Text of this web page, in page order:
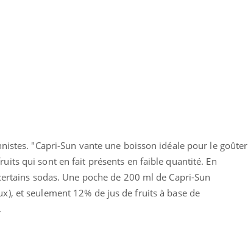
"Capri-Sun vante une boisson idéale pour le goûter
qui sont en fait présents en faible quantité. En
sodas. Une poche de 200 ml de Capri-Sun
et seulement 12% de jus de fruits à base de